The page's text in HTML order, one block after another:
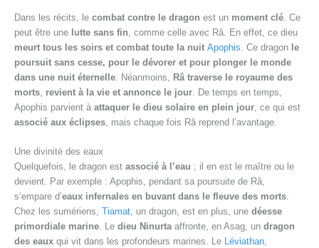
Dans les récits, le combat contre le dragon est un moment clé . Ce
peut être une lutte sans fin , comme celle avec Râ. En effet, ce dieu
meurt tous les soirs et combat toute la nuit Apophis . Ce dragon le
poursuit sans cesse, pour le dévorer et pour plonger le monde
dans une nuit éternelle . Néanmoins,
Râ traverse le royaume des
morts revient à la vie et annonce le jour . De temps en temps,
Apophis parvient à attaquer le dieu solaire en plein jour , ce qui est
associé aux éclipses , mais chaque fois Râ reprend l’avantage.
Une divinité des eaux
Quelquefois, le dragon est associé à l’eau ; il en est le maître ou le
devient. Par exemple : Apophis, pendant sa poursuite de Râ,
s’empare d’eaux infernales en buvant dans le fleuve des morts.
Chez les sumériens, Tiamat, un dragon, est en plus, une déesse
primordiale marine. Le dieu Ninurtaaffronte, en Asag, un dragon
des eaux qui vit dans les profondeurs marines. Le Léviathan,